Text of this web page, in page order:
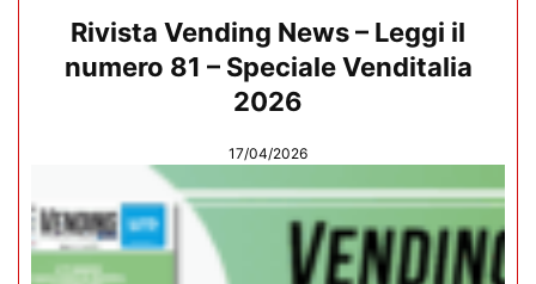
Rivista Vending News – Leggi il
numero 81 – Speciale Venditalia
2026
17/04/2026